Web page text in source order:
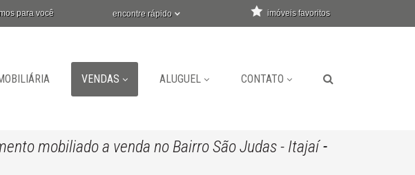
para você encontre rápido imóveis favoritos
VENDAS ALUGUEL CONTATO
mobiliado a venda no Bairro São Judas - Itajaí-